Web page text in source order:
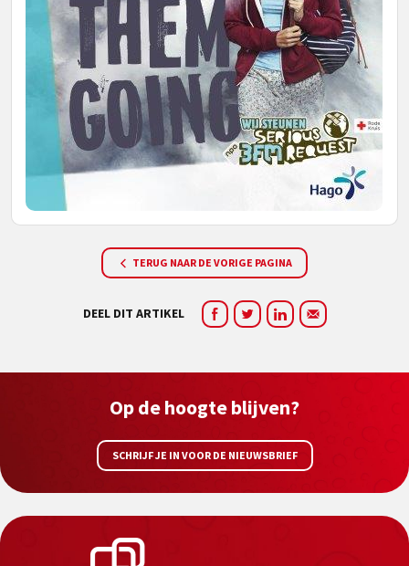
TERUG NAAR DE VORIGE PAGINA
DEEL DIT ARTIKEL
Op de hoogte blijven?
SCHRIJF JE IN VOOR DE NIEUWSBRIEF